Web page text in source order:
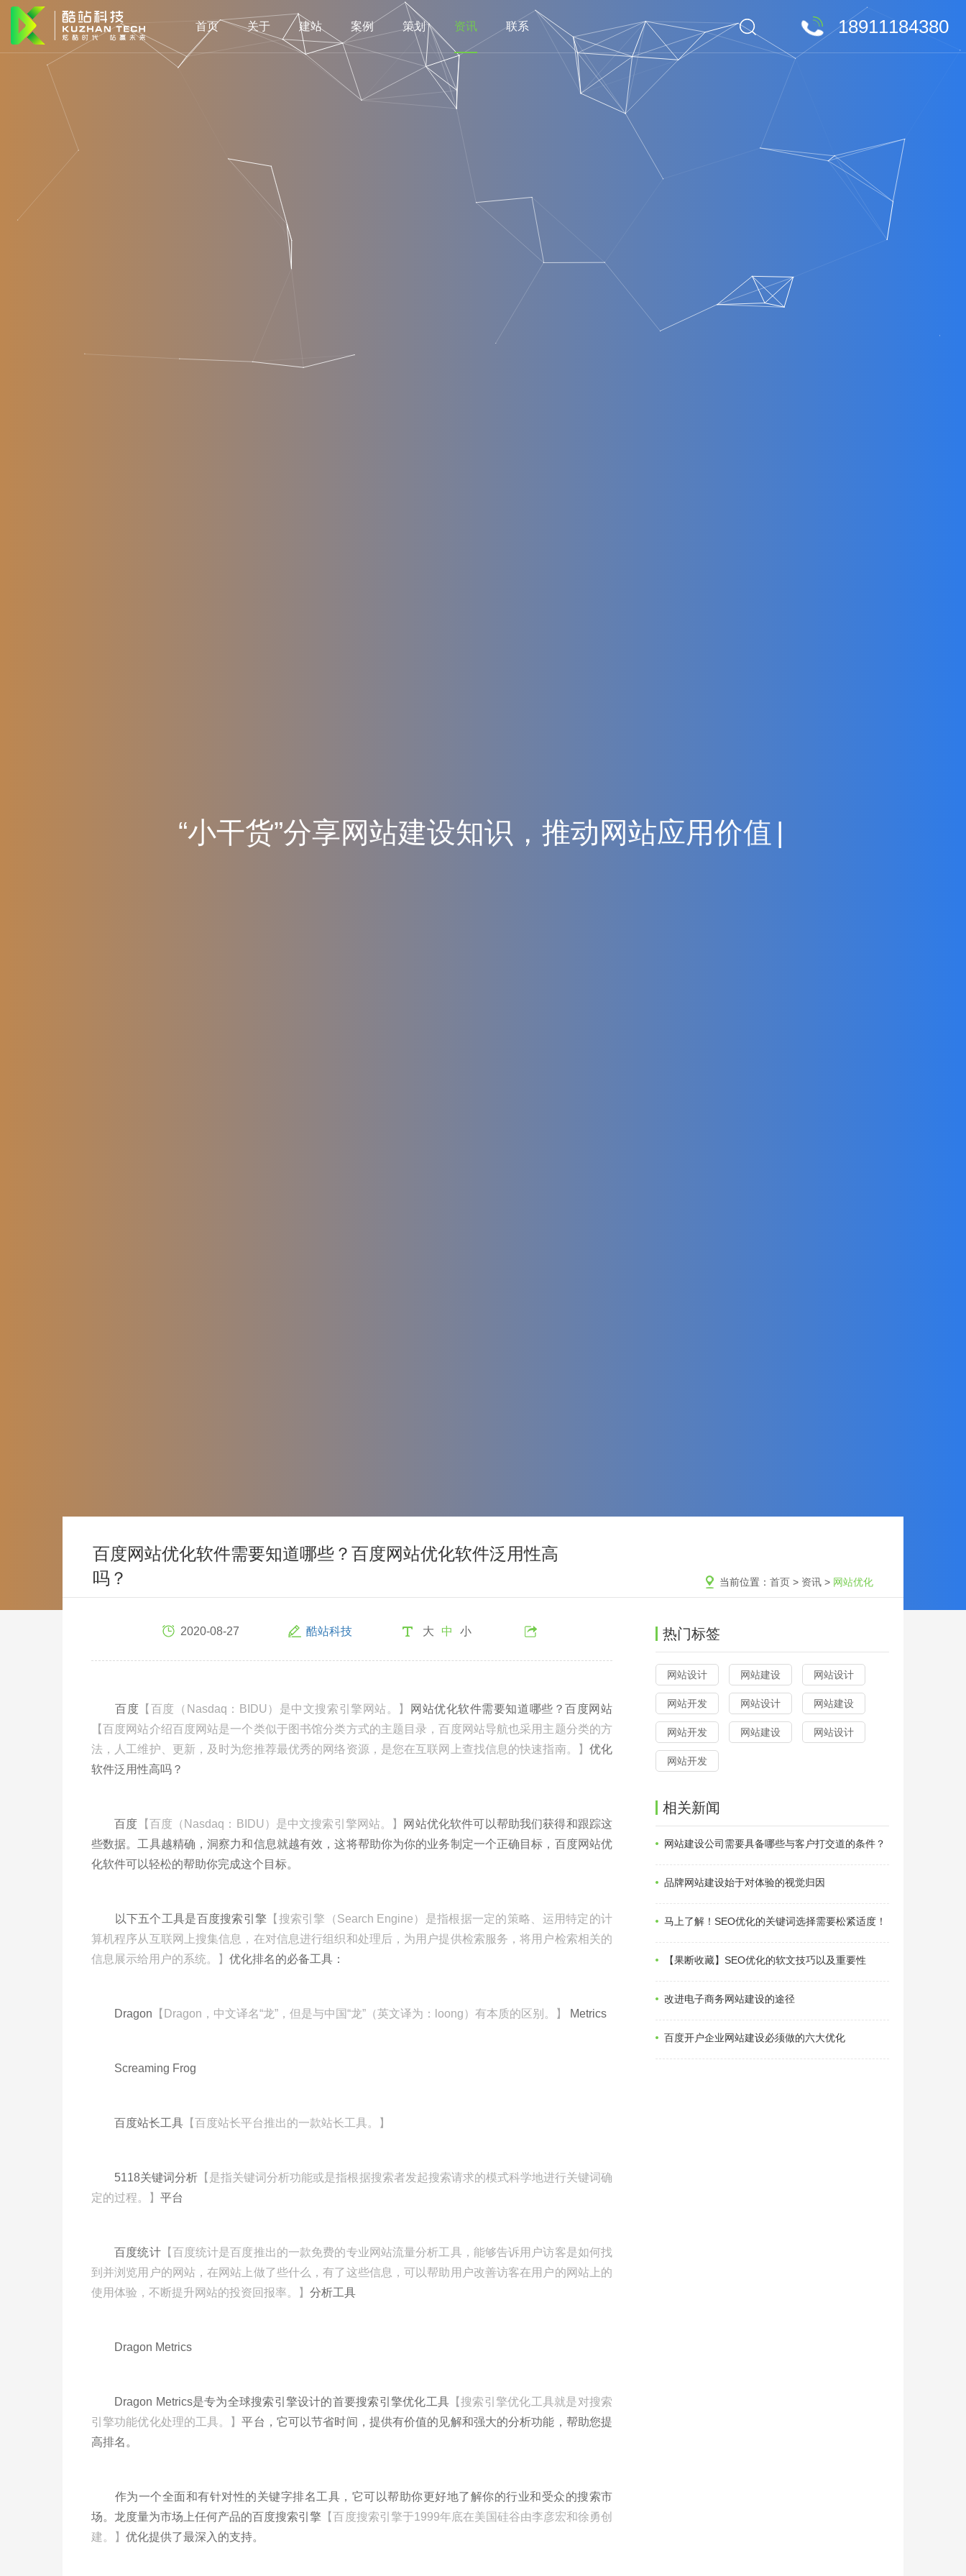
18911184380
首页 关于 建站 案例 策划 资讯 联系
“小干货”分享网站建设知识 ， 推动 网站应用价值
当前位置：首页 > 资讯 > 网站优化
百度网站优化软件需要知道哪些？百度网站优化软件泛用性高
吗？
2020-08-27 酷站科技 大 中 小
百度 【百度（Nasdaq：BIDU）是中文搜索引擎网站。】
网站优化软件需要知道哪些？百度网站
【百度网站介绍百度网站是一个类似于图书馆分类方式的主题目录，百度网站导航也采用主题分类的方
法，人工维护、更新，及时为您推荐最优秀的网络资源，是您在互联网上查找信息的快速指南。】 优化
软件泛用性高吗？
百度 【百度（Nasdaq：BIDU）是中文搜索引擎网站。】 网站优化软件可以帮助我们获得和跟踪这
些数据。工具越精确，洞察力和信息就越有效，这将帮助你为你的业务制定一个正确目标，百度网站优
化软件可以轻松的帮助你完成这个目标。
以下五个工具是百度搜索引擎 【搜索引擎（Search Engine）是指根据一定的策略、运用特定的计
算机程序从互联网上搜集信息，在对信息进行组织和处理后，为用户提供检索服务，将用户检索相关的
信息展示给用户的系统。】 优化排名的必备工具：
Dragon 【Dragon，中文译名“龙”，但是与中国“龙”（英文译为：loong）有本质的区别。】 Metrics
Screaming Frog
百度站长工具 【百度站长平台推出的一款站长工具。】
5118关键词分析 【是指关键词分析功能或是指根据搜索者发起搜索请求的模式科学地进行关键词确
定的过程。】 平台
百度统计【百度统计是百度推出的一款免费的专业网站流量分析工具，能够告诉用户访客是如何找
到并浏览用户的网站，在网站上做了些什么，有了这些信息，可以帮助用户改善访客在用户的网站上的
使用体验，不断提升网站的投资回报率。】 分析工具
Dragon Metrics
Dragon Metrics是专为全球搜索引擎设计的首要搜索引擎优化工具 【搜索引擎优化工具就是对搜索
引擎功能优化处理的工具。】平台，它可以节省时间，提供有价值的见解和强大的分析功能，帮助您提
高排名。
作为一个全面和有针对性的关键字排名工具，它可以帮助你更好地了解你的行业和受众的搜索市
场。龙度量为市场上任何产品的百度搜索引擎 【百度搜索引擎于1999年底在美国硅谷由李彦宏和徐勇创
建。】 优化提供了最深入的支持。
热门标签
网站设计 网站建设 网站设计
网站开发 网站设计 网站建设
网站开发 网站建设 网站设计
网站开发
相关新闻
网站建设公司需要具备哪些与客户打交道的条件？
品牌网站建设始于对体验的视觉归因
马上了解！SEO优化的关键词选择需要松紧适度！
【果断收藏】SEO优化的软文技巧以及重要性
改进电子商务网站建设的途径
百度开户企业网站建设必须做的六大优化